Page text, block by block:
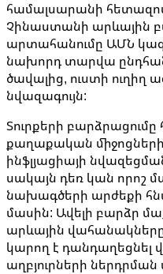
համալսարանի
Չինաստանի արևային
արտահանումը ԱՄՆ
նախորդ տարվա
ծավալից, ուստի ուղիղ
նվազագույն:
Տուրքերի բարձրացումը
քաղաքական
ինֆլյացիայի
սակայն դեռ կան որոշ
նախագծերի արժեքի
մասին: Ավելի բարձր
արևային վահանակները
կարող է դանդաղեցնել
աղբյուրների